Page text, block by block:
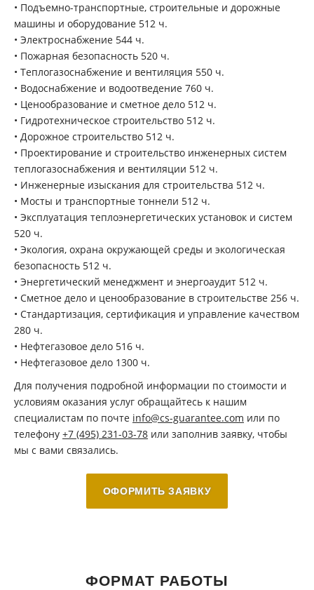
• Подъемно-транспортные, строительные и дорожные
машины и оборудование 512 ч.
• Электроснабжение 544 ч.
• Пожарная безопасность 520 ч.
• Теплогазоснабжение и вентиляция 550 ч.
• Водоснабжение и водоотведение 760 ч.
• Ценообразование и сметное дело 512 ч.
• Гидротехническое строительство 512 ч.
• Дорожное строительство 512 ч.
• Проектирование и строительство инженерных систем
теплогазоснабжения и вентиляции 512 ч.
• Инженерные изыскания для строительства 512 ч.
• Мосты и транспортные тоннели 512 ч.
• Эксплуатация теплоэнергетических установок и систем
520 ч.
• Экология, охрана окружающей среды и экологическая
безопасность 512 ч.
• Энергетический менеджмент и энергоаудит 512 ч.
• Сметное дело и ценообразование в строительстве 256 ч.
• Стандартизация, сертификация и управление качеством
280 ч.
• Нефтегазовое дело 516 ч.
• Нефтегазовое дело 1300 ч.
Для получения подробной информации по стоимости и
условиям оказания услуг обращайтесь к нашим
специалистам по почте info@cs-guarantee.com или по
телефону +7 (495) 231-03-78 или заполнив заявку, чтобы
мы с вами связались.
ОФОРМИТЬ ЗАЯВКУ
ФОРМАТ РАБОТЫ